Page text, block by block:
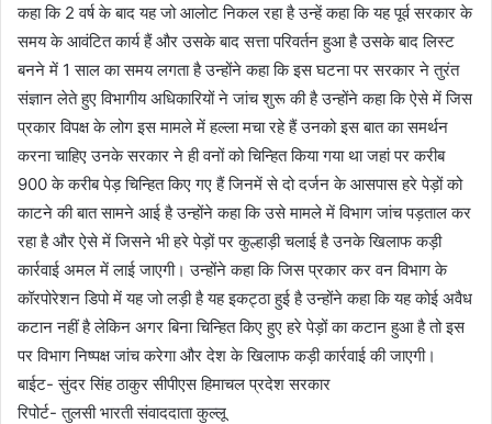
कहा कि 2 वर्ष के बाद यह जो आलोट निकल रहा है उन्हें कहा कि यह पूर्व सरकार के
समय के आवंटित कार्य हैं और उसके बाद सत्ता परिवर्तन हुआ है उसके बाद लिस्ट
बनने में 1 साल का समय लगता है उन्होंने कहा कि इस घटना पर सरकार ने तुरंत
संज्ञान लेते हुए विभागीय अधिकारियों ने जांच शुरू की है उन्होंने कहा कि ऐसे में जिस
प्रकार विपक्ष के लोग इस मामले में हल्ला मचा रहे हैं उनको इस बात का समर्थन
करना चाहिए उनके सरकार ने ही वनों को चिन्हित किया गया था जहां पर करीब
900 के करीब पेड़ चिन्हित किए गए हैं जिनमें से दो दर्जन के आसपास हरे पेड़ों को
काटने की बात सामने आई है उन्होंने कहा कि उसे मामले में विभाग जांच पड़ताल कर
रहा है और ऐसे में जिसने भी हरे पेड़ों पर कुल्हाड़ी चलाई है उनके खिलाफ कड़ी
कार्रवाई अमल में लाई जाएगी। उन्होंने कहा कि जिस प्रकार कर वन विभाग के
कॉरपोरेशन डिपो में यह जो लड़ी है यह इकट्ठा हुई है उन्होंने कहा कि यह कोई अवैध
कटान नहीं है लेकिन अगर बिना चिन्हित किए हुए हरे पेड़ों का कटान हुआ है तो इस
पर विभाग निष्पक्ष जांच करेगा और देश के खिलाफ कड़ी कार्रवाई की जाएगी।
बाईट- सुंदर सिंह ठाकुर सीपीएस हिमाचल प्रदेश सरकार
रिपोर्ट- तुलसी भारती संवाददाता कुल्लू